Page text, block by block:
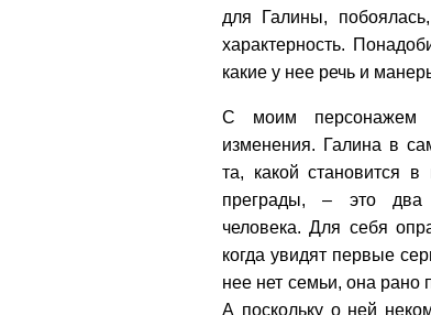
для Галины,
характерность.
какие у нее речь и
С моим персонажем
изменения. Галина в
та, какой становится
преграды, – это два
человека. Для себя
когда увидят первые
нее нет семьи, она рано
А поскольку о ней